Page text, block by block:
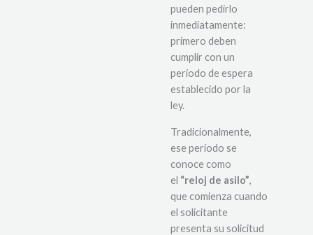
pueden pedirlo
inmediatamente:
primero deben
cumplir con un
período de espera
establecido por la
ley.
Tradicionalmente,
ese período se
conoce como
el “reloj de asilo”,
que comienza cuando
el solicitante
presenta su solicitud